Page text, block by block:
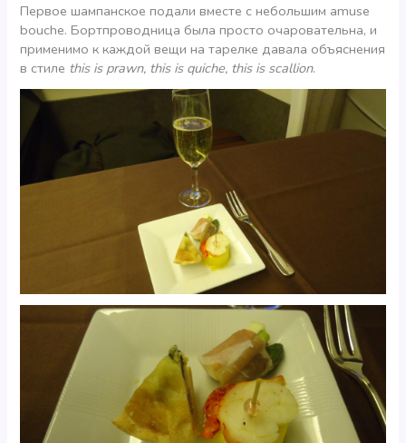
Первое шампанское подали вместе с небольшим amuse
bouche. Бортпроводница была просто очаровательна, и
применимо к каждой вещи на тарелке давала объяснения
в стиле this is prawn, this is quiche, this is scallion.